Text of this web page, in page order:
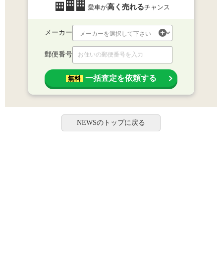
愛車が高く売れるチャンス
メーカー
郵便番号
無料 一括査定を依頼する
NEWSのトップに戻る